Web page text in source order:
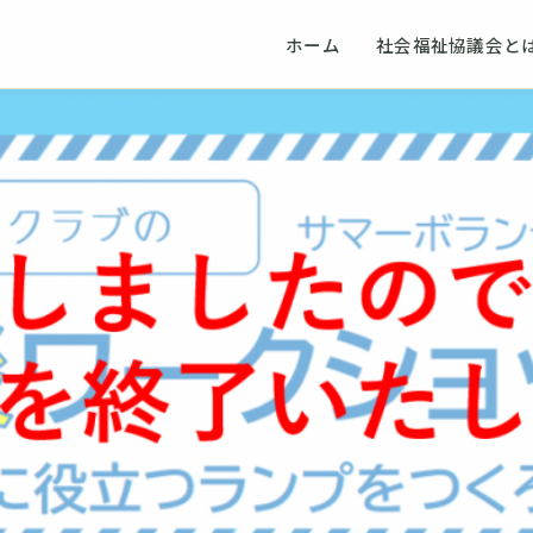
ホーム 社会福祉協議会と